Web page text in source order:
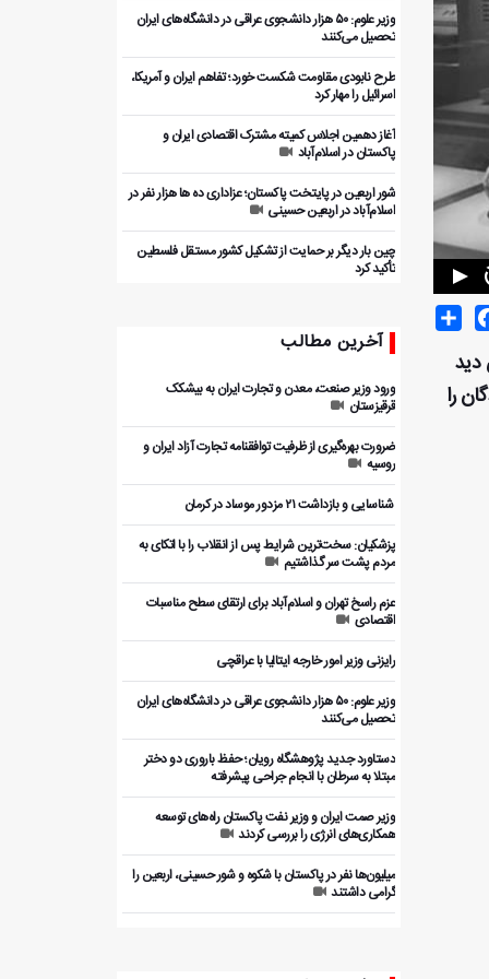
Share
معرض دید
را
وزیر علوم: ۵۰ هزار دانشجوی عراقی در دانشگاه‌های ایران
تحصیل می‌کنند
طرح نابودی مقاومت شکست خورد؛ تفاهم ایران و آمریکا،
اسرائیل را مهار کرد
آغاز دهمین اجلاس کمیته مشترک اقتصادی ایران و
پاکستان در اسلام‌آباد
شور اربعین در پایتخت پاکستان؛ عزاداری ده ها هزار نفر در
اسلام‌آباد در اربعین حسینی
چین بار دیگر بر حمایت از تشکیل کشور مستقل فلسطین
تأکید کرد
آخرین مطالب
ورود وزیر صنعت، معدن و تجارت ایران به بیشکک
قرقیزستان
ضرورت بهره‌گیری از ظرفیت توافقنامه تجارت آزاد ایران و
روسیه
️ شناسایی و بازداشت ۲۱ مزدور موساد در کرمان
پزشکیان: سخت‌ترین شرایط پس از انقلاب را با اتکای به
مردم پشت سر گذاشتیم
عزم راسخ تهران و اسلام‌آباد برای ارتقای سطح مناسبات
اقتصادی
رایزنی وزیر امور خارجه ایتالیا با عراقچی
وزیر علوم: ۵۰ هزار دانشجوی عراقی در دانشگاه‌های ایران
تحصیل می‌کنند
دستاورد جدید پژوهشگاه رویان؛ حفظ باروری دو دختر
مبتلا به سرطان با انجام جراحی پیشرفته
وزیر صمت ایران و وزیر نفت پاکستان راه‌های توسعه
همکاری‌های انرژی را بررسی کردند
میلیون‌ها نفر در پاکستان با شکوه و شور حسینی، اربعین را
گرامی داشتند